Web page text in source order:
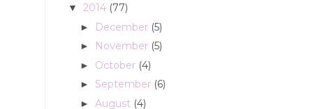
▼ 2014 (77)
► December (5)
► November (5)
► October (4)
► September (6)
► August (4)